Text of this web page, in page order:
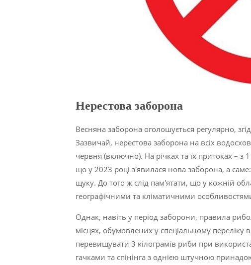
Нерестова заборона
Весняна заборона оголошується регулярно,
Зазвичай, нерестова заборона на всіх
червня (включно). На річках та їх притоках –
що у 2023 році з'явилася нова заборона, а
щуку. До того ж слід пам'ятати, що у кожній
географічними та кліматичними
Однак, навіть у період заборони, правила
місцях, обумовлених у спеціальному
перевищувати 3 кілограмів риби при
гачками та спінінга з однією штучною